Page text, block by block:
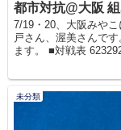
都市対抗@大阪
7/19・20、大阪みや
戸さん、渥美さんで
ます。 ■対戦表
未分類